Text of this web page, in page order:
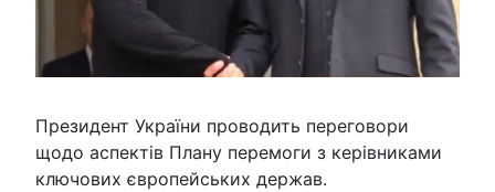
Президент України проводить переговори
щодо аспектів Плану перемоги з керівниками
ключових європейських держав.